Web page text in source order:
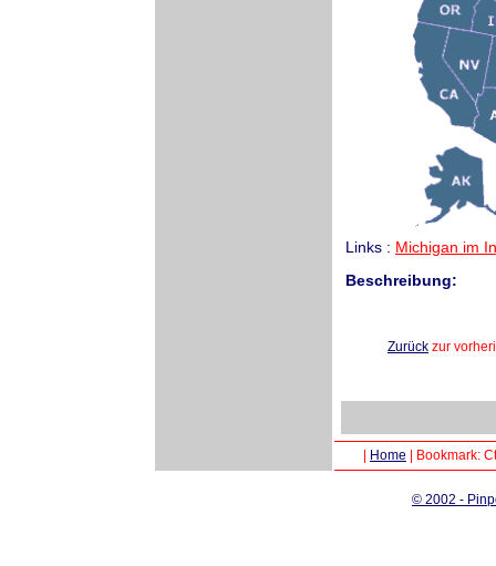
Links : Michigan im
Beschreibung:
Zurück zur
Home Bookmark:
© 2002 -